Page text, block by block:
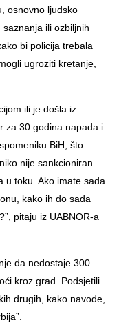
osnovno ljudsko
ili ozbiljnih
bi policija trebala
ugroziti kretanje,
ili je došla iz
za 30 godina napada i
BiH, što
nije sankcioniran
u toku. Ako imate sada
kako ih do sada
pitaju iz UABNOR-a
da nedostaje 300
kroz grad. Podsjetili
drugih, kako navode,